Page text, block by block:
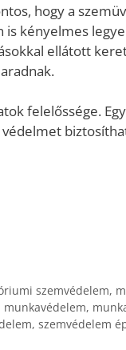
hogy a
kényelmes
ellátott
felelőssége.
szemvédelem,
munkavédelem,
, szemvédelem